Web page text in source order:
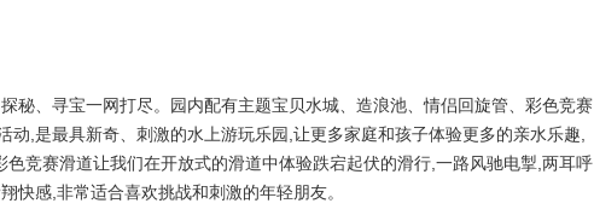
、寻宝一网打尽。园内配有主题宝贝水城、造浪池、情侣回旋管、彩色竞赛
动,是最具新奇、刺激的水上游玩乐园,让更多家庭和孩子体验更多的亲水乐趣,
色竞赛滑道让我们在开放式的滑道中体验跌宕起伏的滑行,一路风驰电掣,两耳呼
快感,非常适合喜欢挑战和刺激的年轻朋友。